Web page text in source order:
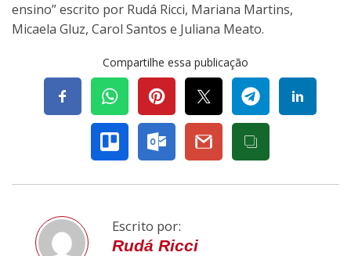
ensino” escrito por Rudá Ricci, Mariana Martins,
Micaela Gluz, Carol Santos e Juliana Meato.
Compartilhe essa publicação
Escrito por:
Rudá Ricci